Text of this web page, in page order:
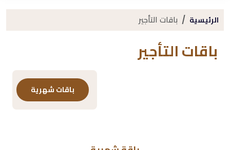
الرئيسية باقات التأجير
باقات التأجير
باقات شهرية